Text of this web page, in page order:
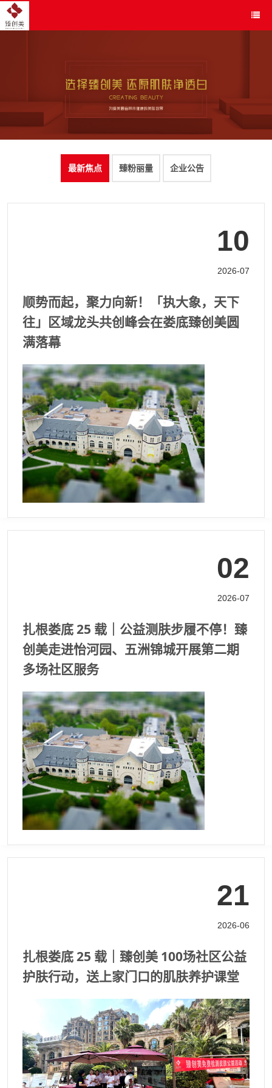
最新焦点 臻粉丽量 企业公告
10
2026-07
顺势而起，聚力向新！「执大象，天下
往」区域龙头共创峰会在娄底臻创美圆
满落幕
02
2026-07
扎根娄底 25 载｜公益测肤步履不停！臻
创美走进怡河园、五洲锦城开展第二期
多场社区服务
21
2026-06
扎根娄底 25 载｜臻创美 100场社区公益
护肤行动，送上家门口的肌肤养护课堂